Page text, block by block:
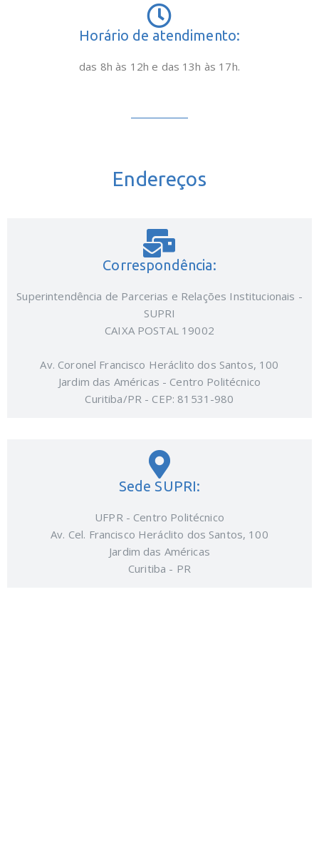
Horário de atendimento:
das 8h às 12h e das 13h às 17h.
Endereços
Correspondência:
Superintendência de Parcerias e Relações Institucionais -
SUPRI
CAIXA POSTAL 19002
Av. Coronel Francisco Heráclito dos Santos, 100
Jardim das Américas - Centro Politécnico
Curitiba/PR - CEP: 81531-980
Sede SUPRI:
UFPR - Centro Politécnico
Av. Cel. Francisco Heráclito dos Santos, 100
Jardim das Américas
Curitiba - PR